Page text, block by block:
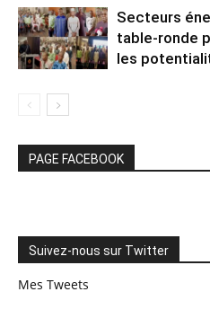
Secteurs
table-ronde
les
PAGE FACEBOOK
Suivez-nous sur Twitter
Mes Tweets